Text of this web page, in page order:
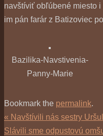
navštíviť obľúbené miesto
im pán farár z Batizoviec
Bazilika-Navstivenia-
Panny-Marie
Bookmark the permalink.
« Navštívili nás sestry
Slávili sme odpustovú